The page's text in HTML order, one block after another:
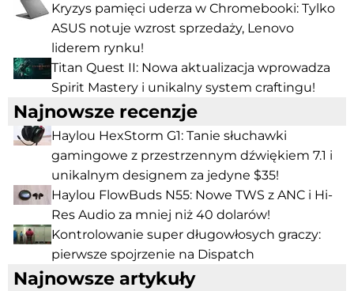
Kryzys pamięci uderza w Chromebooki: Tylko
ASUS notuje wzrost sprzedaży, Lenovo
liderem rynku!
Titan Quest II: Nowa aktualizacja wprowadza
Spirit Mastery i unikalny system craftingu!
Najnowsze recenzje
Haylou HexStorm G1: Tanie słuchawki
gamingowe z przestrzennym dźwiękiem 7.1 i
unikalnym designem za jedyne $35!
Haylou FlowBuds N55: Nowe TWS z ANC i Hi-
Res Audio za mniej niż 40 dolarów!
Kontrolowanie super długowłosych graczy:
pierwsze spojrzenie na Dispatch
Najnowsze artykuły